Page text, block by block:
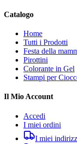
Catalogo
Home
Tutti i Prodotti
Festa della
Pirottini
Colorante in Gel
Stampi per
Il Mio Account
Accedi
I miei ordini
I miei